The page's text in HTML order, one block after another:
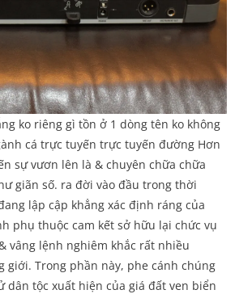
ko riêng gì tồn ở 1 dòng tên ko không
cá trực tuyến trực tuyến đường Hơn
sự vươn lên là & chuyên chữa chữa
giãn số. ra đời vào đầu trong thời
lập cập khẳng xác định ráng của
phụ thuộc cam kết sở hữu lại chức vụ
vâng lệnh nghiêm khắc rất nhiều
giới. Trong phần này, phe cánh chúng
dân tộc xuất hiện của giá đất ven biển